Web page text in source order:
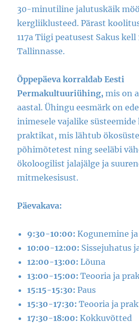
30-minutiline jalutuskäik
kergliiklusteed. Pärast
117a Tiigi peatusest Sakus kell
Tallinnasse.
Õppepäeva korraldab Eesti
Permakultuuriühing, mis on
aastal. Ühingu eesmärk on
inimesele vajalike süsteemide
praktikat, mis lähtub
põhimõtetest ning seeläbi
ökoloogilist jalajälge ja
mitmekesisust.
Päevakava:
9:30-10:00: Kogunemine
10:00-12:00: Sissejuhatus
12:00-13:00: Lõuna
13:00-15:00: Teooria ja
15:15-15:30: Paus
15:30-17:30: Teooria ja
17:30-18:00: Kokkuvõtted